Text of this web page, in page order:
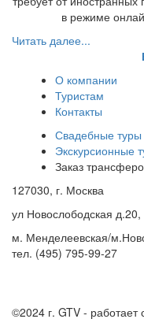
в режиме
Читать далее...
О компании
Туристам
Контакты
Свадебные туры
Экскурсионные
Заказ
127030, г. Москва
ул Новослободская
м. Менделеевская/
тел. (495) 795-99-27
©2024 г. GTV - работает